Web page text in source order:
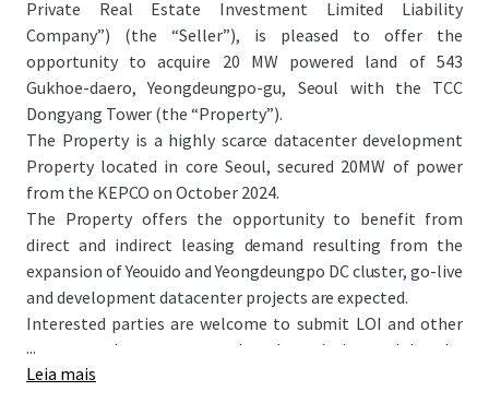
Private Real Estate Investment Limited Liability
Company”) (the “Seller”), is pleased to offer the
opportunity to acquire 20 MW powered land of 543
Gukhoe-daero, Yeongdeungpo-gu, Seoul with the TCC
Dongyang Tower (the “Property”).
The Property is a highly scarce datacenter development
Property located in core Seoul, secured 20MW of power
from the KEPCO on October 2024.
The Property offers the opportunity to benefit from
direct and indirect leasing demand resulting from the
expansion of Yeouido and Yeongdeungpo DC cluster, go-live
and development datacenter projects are expected.
Interested parties are welcome to submit LOI and other
necessary documents to the place designated by the
Seller. Detailed information regarding submission of LOI
...
Leia mais